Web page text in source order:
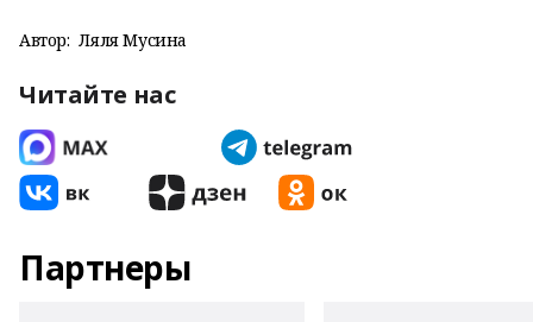
Автор: Ляля Мусина
Читайте нас
Партнеры